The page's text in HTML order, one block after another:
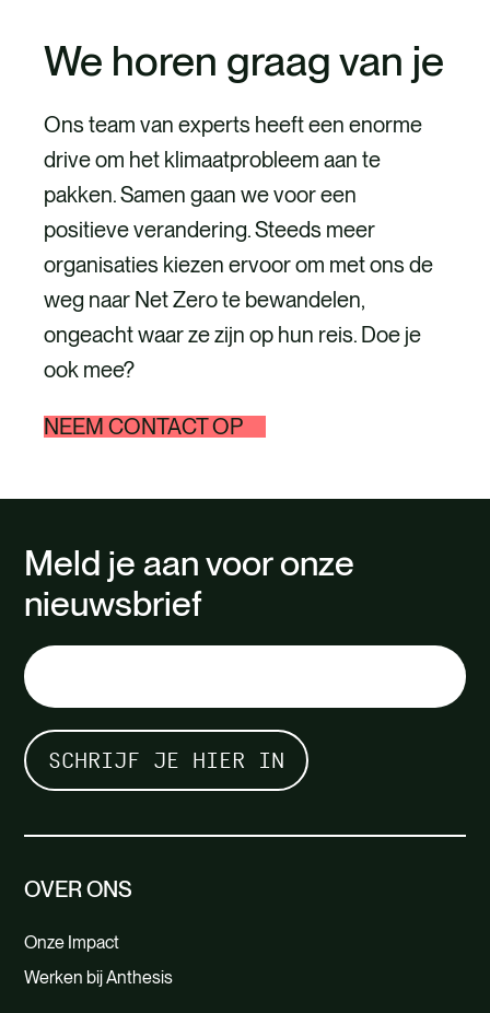
We horen graag van je
Ons team van experts heeft een enorme
drive om het klimaatprobleem aan te
pakken. Samen gaan we voor een
positieve verandering. Steeds meer
organisaties kiezen ervoor om met ons de
weg naar Net Zero te bewandelen,
ongeacht waar ze zijn op hun reis. Doe je
ook mee?
NEEM CONTACT OP
Meld je aan voor onze
nieuwsbrief
OVER ONS
Onze Impact
Werken bij Anthesis